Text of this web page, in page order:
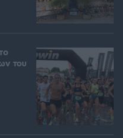
του